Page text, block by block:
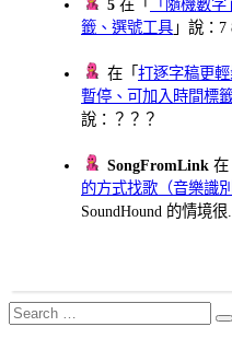
5 在「
「隨機數
籤、選號工具 」說：7
在「打逐字稿更輕
暫停、可加入時間標
說：？？？
SongFromLink 在
的方式找歌（音樂識別
SoundHound 的情境很...
Search
for: